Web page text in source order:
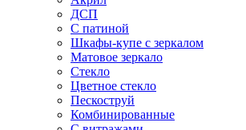
ДСП
С патиной
Шкафы-купе с зеркалом
Матовое зеркало
Стекло
Цветное стекло
Пескоструй
Комбинированные